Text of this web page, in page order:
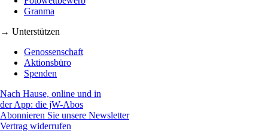
Granma
→ Unterstützen
Genossenschaft
Aktionsbüro
Spenden
Nach Hause, online und in
der App: die jW-Abos
Abonnieren Sie unsere Newsletter
Vertrag widerrufen